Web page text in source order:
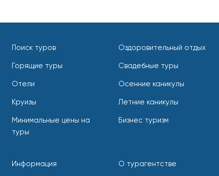
Поиск туров
Горящие туры
Отели
Круизы
Минимальные цены на
туры
Оздоровительный отдых
Свадебные туры
Осенние каникулы
Летние каникулы
Бизнес туризм
Информация О турагентстве